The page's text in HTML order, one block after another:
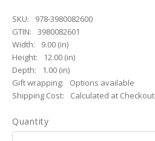
SKU:
978-3980082600
GTIN:
3980082601
Width:
9.00 (in)
Height:
12.00 (in)
Depth:
1.00 (in)
Gift wrapping:
Options available
Shipping Cost:
Calculated at Checkout
Quantity